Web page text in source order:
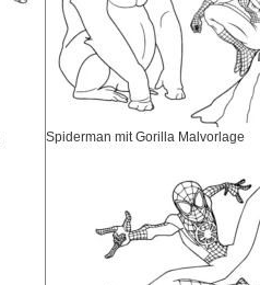
Spiderman mit Gorilla Malvorlage